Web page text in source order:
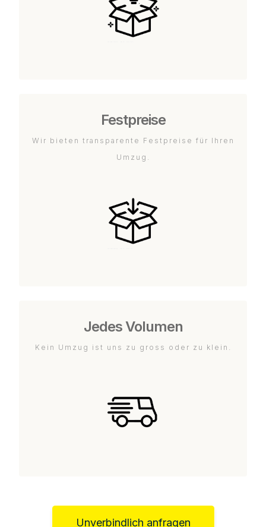
Festpreise
Wir bieten transparente Festpreise für Ihren
Umzug.
Jedes Volumen
Kein Umzug ist uns zu gross oder zu klein.
Unverbindlich anfragen